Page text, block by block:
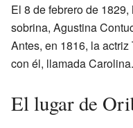
El 8 de febrero de
sobrina, Agustina
Antes, en 1816, la
con él, llamada Carolina.
El lugar de